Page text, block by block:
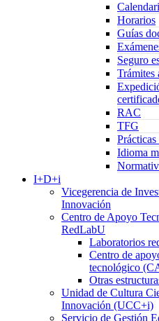
Horarios
Guías
Seguro
Trámites
RAC
TFG
Prácticas
Idioma
I+D+i
Vicegerencia de
Innovación
Centro de Apoyo
RedLabU
Laboratorios
Centro de
tecnológico
Otras
Unidad de Cultura
Innovación (UCC+i)
Servicio de Gestión